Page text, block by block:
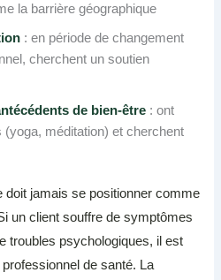
la barrière géographique
: en période de changement
cherchent un soutien
de bien-être : ont
(yoga, méditation) et cherchent
doit jamais se positionner comme
un client souffre de symptômes
troubles psychologiques, il est
de santé. La